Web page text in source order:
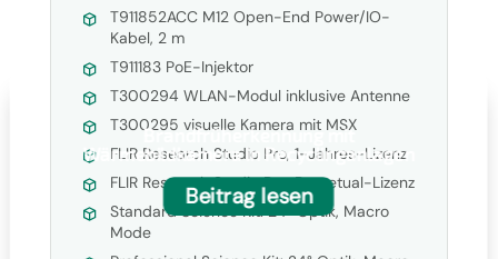
T911852ACC M12 Open-End Power/IO-
Kabel, 2 m
T911183 PoE-Injektor
T300294 WLAN-Modul inklusive Antenne
T300295 visuelle Kamera mit MSX
FLIR Research Studio Pro, 1-Jahres-Lizenz
FLIR Research Studio Pro, Perpetual-Lizenz
Standard Science Kit: 24° Optik, Macro
Mode
Brandfrüherkennung mit
Wärmebildkamera in Recyclinganlagen
Beitrag lesen